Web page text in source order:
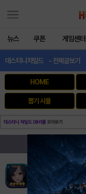
뉴스 쿠폰 게임센터
데스티니차일드 - 전체글보기
HOME
뽑기 시뮬
헝그리앱초보자
2018-06-
바리 5성확정권에서 떴